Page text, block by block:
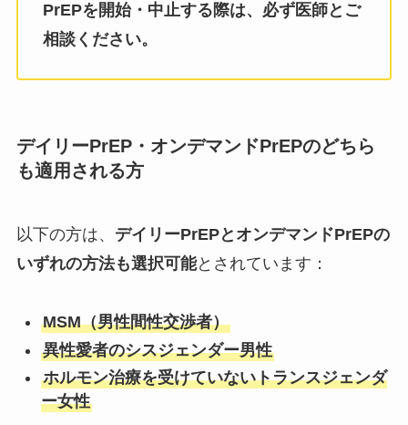
PrEPを開始・中止する際は、必ず医師とご
相談ください。
デイリーPrEP・オンデマンドPrEPのどちら
も適用される方
以下の方は、 デイリーPrEPとオンデマンドPrEPの
いずれの方法も選択可能とされています：
MSM（男性間性交渉者）
異性愛者のシスジェンダー男性
ホルモン治療を受けていないトランスジェンダ
ー女性